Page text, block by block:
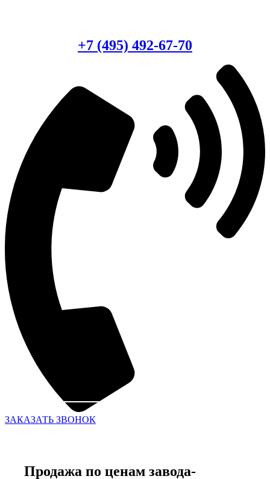
+7 (495) 492-67-70
ЗАКАЗАТЬ ЗВОНОК
Продажа по ценам завода-